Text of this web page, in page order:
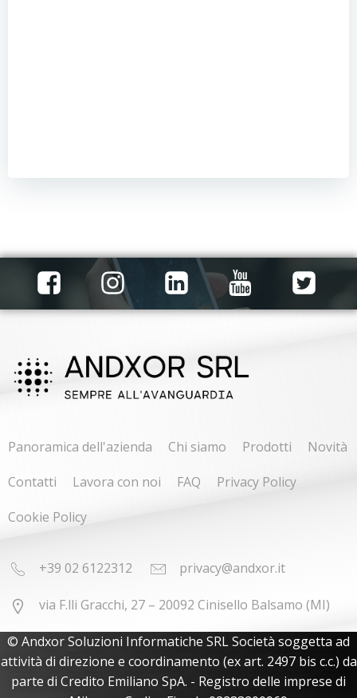
Panoramica dell'azienda Chi siamo Prodotti
Novità
Contatti
Lavora con noi FAQ
Privacy Policy
Cookie Policy
+39 02 6122312 privacy@andxor.it
via F.lli Gracchi, 27 – 20092 Cinisello Balsamo (MI)
© Andxor Soluzioni Informatiche SRL Società soggetta ad
attività di direzione e coordinamento (ex art. 2497 bis c.c.) da
parte di Credito Emiliano SpA. - Registro delle imprese di